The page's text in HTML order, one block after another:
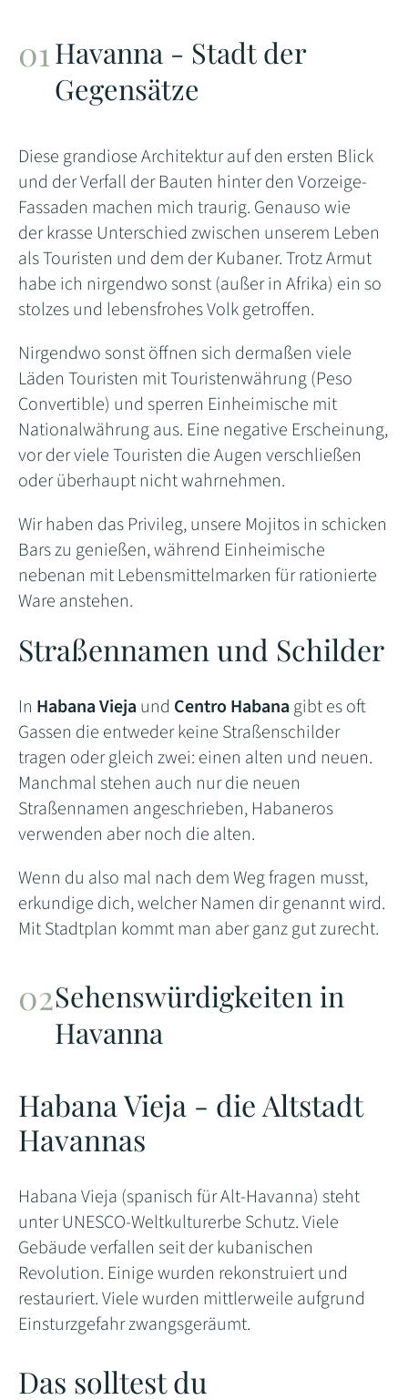
Havanna - Stadt der
Gegensätze
Diese grandiose Architektur auf den ersten Blick
und der Verfall der Bauten hinter den Vorzeige-
Fassaden machen mich traurig. Genauso wie
der krasse Unterschied zwischen unserem Leben
als Touristen und dem der Kubaner. Trotz Armut
habe ich nirgendwo sonst (außer in Afrika) ein so
stolzes und lebensfrohes Volk getroffen.
Nirgendwo sonst öffnen sich dermaßen viele
Läden Touristen mit Touristenwährung (Peso
Convertible) und sperren Einheimische mit
Nationalwährung aus. Eine negative Erscheinung,
vor der viele Touristen die Augen verschließen
oder überhaupt nicht wahrnehmen.
Wir haben das Privileg, unsere Mojitos in schicken
Bars zu genießen, während Einheimische
nebenan mit Lebensmittelmarken für rationierte
Ware anstehen.
Straßennamen und Schilder
In Habana Vieja und Centro Habana gibt es oft
Gassen die entweder keine Straßenschilder
tragen oder gleich zwei: einen alten und neuen.
Manchmal stehen auch nur die neuen
Straßennamen angeschrieben, Habaneros
verwenden aber noch die alten.
Wenn du also mal nach dem Weg fragen musst,
erkundige dich, welcher Namen dir genannt wird.
Mit Stadtplan kommt man aber ganz gut zurecht.
Sehenswürdigkeiten in
Havanna
Habana Vieja - die Altstadt
Havannas
Habana Vieja (spanisch für Alt-Havanna) steht
unter UNESCO-Weltkulturerbe Schutz. Viele
Gebäude verfallen seit der kubanischen
Revolution. Einige wurden rekonstruiert und
restauriert. Viele wurden mittlerweile aufgrund
Einsturzgefahr zwangsgeräumt.
Das solltest du